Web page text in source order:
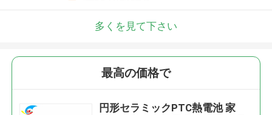
多くを見て下さい
最高の価格で
円形セラミックPTC熱電池 家